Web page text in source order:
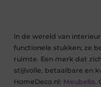
In de wereld van
functionele stukken; ze
ruimte. Een merk dat
stijlvolle, betaalbare en
HomeDeco.nl: Meubella.